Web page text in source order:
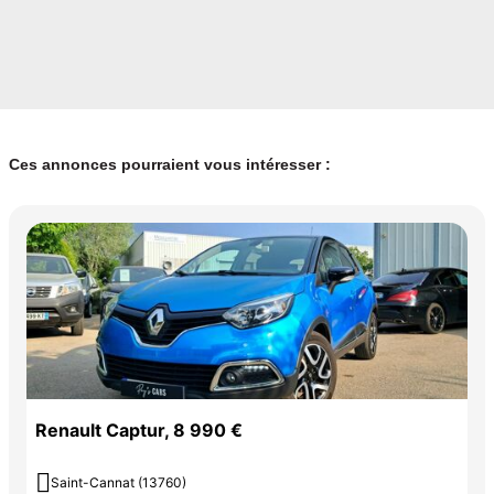
Ces annonces pourraient vous intéresser :
Renault Captur, 8 990 €
 Saint-Cannat (13760)